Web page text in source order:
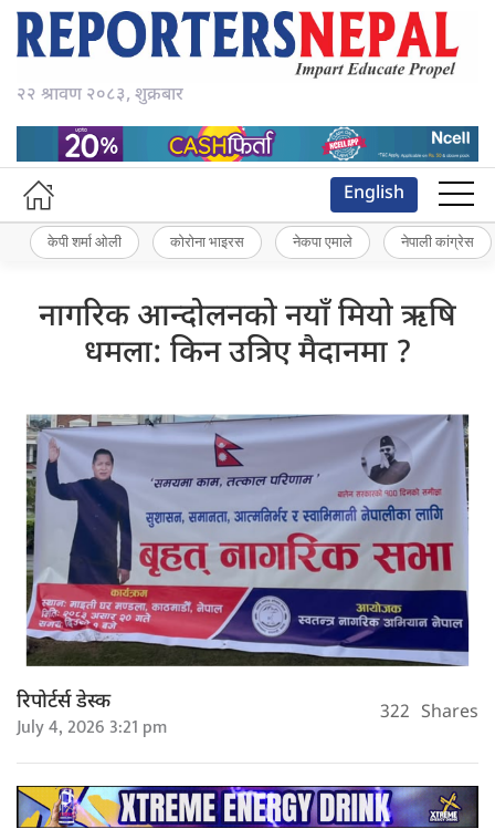
२२ श्रावण २०८३, शुक्रबार
English
केपी शर्मा ओली कोरोना भाइरस नेकपा एमाले नेपाली कांग्रेस
नागरिक आन्दोलनको नयाँ मियो ऋषि
धमला: किन उत्रिए मैदानमा ?
रिपोर्टर्स डेस्क
July 4, 2026 3:21 pm 322 Shares